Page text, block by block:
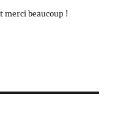
merci beaucoup !